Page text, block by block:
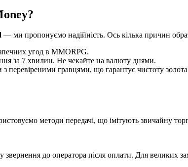
— ми пропонуємо надійність. Ось кілька причин
угод в MMORPG.
за 7 хвилин. Не чекайте на валюту днями.
перевіреними гравцями, що гарантує чистоту
методи передачі, що імітують звичайну
до оператора після оплати. Для великих